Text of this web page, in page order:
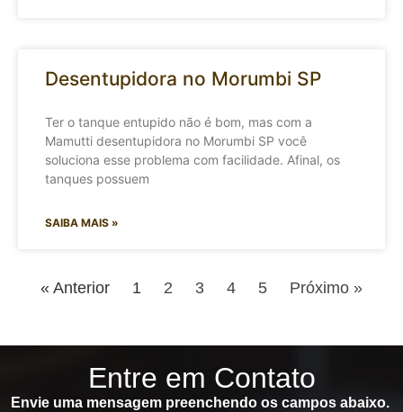
Desentupidora no Morumbi SP
Ter o tanque entupido não é bom, mas com a
Mamutti desentupidora no Morumbi SP você
soluciona esse problema com facilidade. Afinal, os
tanques possuem
SAIBA MAIS »
« Anterior 1 2 3 4 5 Próximo »
Entre em Contato
Envie uma mensagem preenchendo os campos abaixo.